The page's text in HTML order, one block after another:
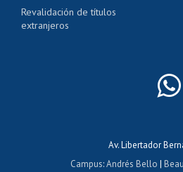
Revalidación de títulos
extranjeros
Av. Libertador
Campus:Andrés Bello |